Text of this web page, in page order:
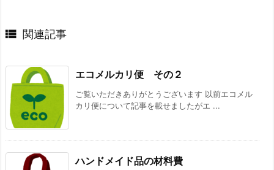
 関連記事
エコメルカリ便 その２
ご覧いただきありがとうございます 以前エコメル
カリ便について記事を載せましたがエ ...
ハンドメイド品の材料費